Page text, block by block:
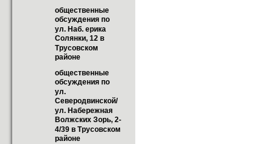
общественные
обсуждения по
ул. Наб. ерика
Солянки, 12 в
Трусовском
районе
общественные
обсуждения по
ул.
Северодвинской/
ул. Набережная
Волжских Зорь, 2-
4/39 в Трусовском
районе